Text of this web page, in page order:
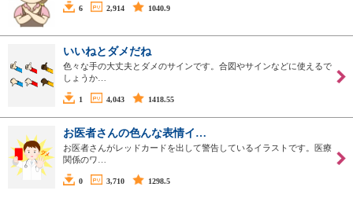
6 2,914 1040.9
いいねとダメだね
色々な手の大丈夫とダメのサインです。合図やサインなどに使えるで
しょうか…
1 4,043 1418.55
お医者さんの色んな表情イ…
お医者さんがレッドカードを出して警告しているイラストです。医療
関係のワ…
0 3,710 1298.5